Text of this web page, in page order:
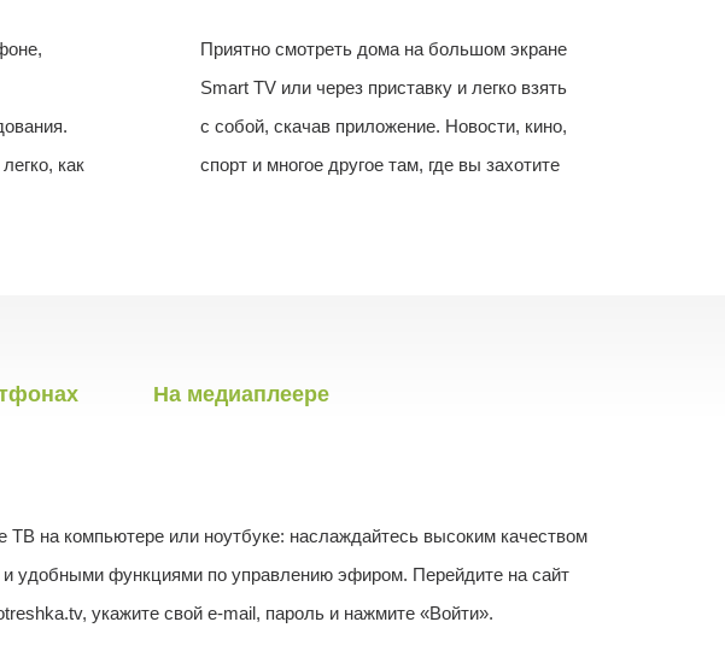
как
Приятно смотреть дома на большом экране
Smart TV или через приставку и легко взять
с собой, скачав приложение. Новости, кино,
спорт и многое другое там, где вы захотите
На медиаплеере
ТВ на компьютере или ноутбуке: наслаждайтесь высоким качеством
удобными функциями по управлению эфиром. Перейдите на сайт
укажите свой e-mail, пароль и нажмите «Войти».